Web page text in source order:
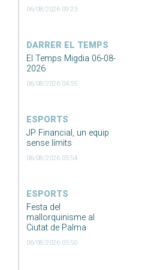
06/08/2026 09:23
DARRER EL TEMPS
El Temps Migdia 06-08-
2026
06/08/2026 04:55
ESPORTS
JP Financial, un equip
sense límits
06/08/2026 05:54
ESPORTS
Festa del
mallorquinisme al
Ciutat de Palma
06/08/2026 05:50